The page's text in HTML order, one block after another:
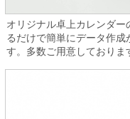
オリジナル卓上カレンダ
るだけで簡単にデータ作
す。多数ご用意しておりま